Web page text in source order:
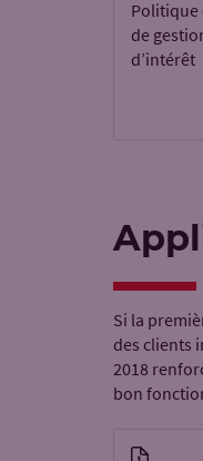
Politique
de
d’intérêt
Si la
des clients
2018
bon